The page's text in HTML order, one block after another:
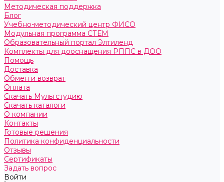
Методическая поддержка
Блог
Учебно-методический центр ФИСО
Модульная программа СТЕМ
Образовательный портал Элтиленд
Комплекты для дооснащения РППС в ДОО
Помощь
Доставка
Обмен и возврат
Оплата
Скачать Мультстудию
Скачать каталоги
О компании
Контакты
Готовые решения
Политика конфиденциальности
Отзывы
Сертификаты
Задать вопрос
Войти